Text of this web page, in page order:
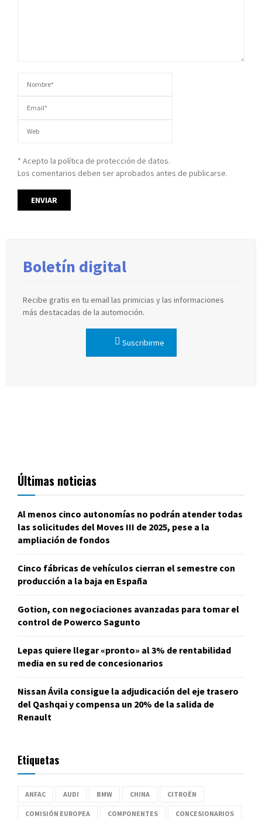
* Acepto la política de protección de datos.
Los comentarios deben ser aprobados antes de publicarse.
Boletín digital
Recibe gratis en tu email las primicias y las informaciones
más destacadas de la automoción.
Suscribirme
Últimas noticias
Al menos cinco autonomías no podrán atender todas
las solicitudes del Moves III de 2025, pese a la
ampliación de fondos
Cinco fábricas de vehículos cierran el semestre con
producción a la baja en España
Gotion, con negociaciones avanzadas para tomar el
control de Powerco Sagunto
Lepas quiere llegar «pronto» al 3% de rentabilidad
media en su red de concesionarios
Nissan Ávila consigue la adjudicación del eje trasero
del Qashqai y compensa un 20% de la salida de
Renault
Etiquetas
ANFAC AUDI BMW CHINA CITROËN
COMISIÓN EUROPEA COMPONENTES CONCESIONARIOS